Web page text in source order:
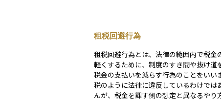
租税回避行為
租税回避行為とは、法律の範囲内で税金
軽くするために、制度のすき間や抜け道
税金の支払いを減らす行為のことをいい
税のように法律に違反しているわけでは
んが、税金を課す側の想定と異なるやり